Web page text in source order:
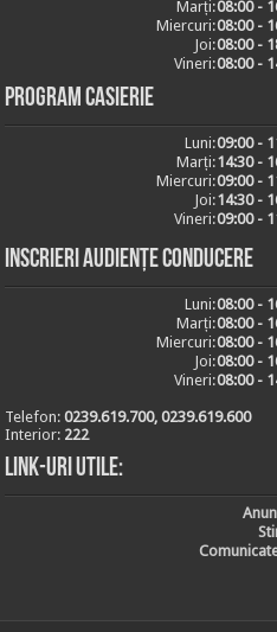
Marți:08:00 -
Miercuri:08:00 -
Joi:08:00 -
Vineri:08:00 -
Program casierie
Luni:09:00 -
Marți:14:30 -
Miercuri:09:00 -
Joi:14:30 -
Vineri:09:00 -
Inscrieri audiențe conducere
Luni:08:00 -
Marți:08:00 -
Miercuri:08:00 -
Joi:08:00 -
Vineri:08:00 -
Telefon:0239.619.700, 0239.619.600
Interior: 222
Link-uri utile: